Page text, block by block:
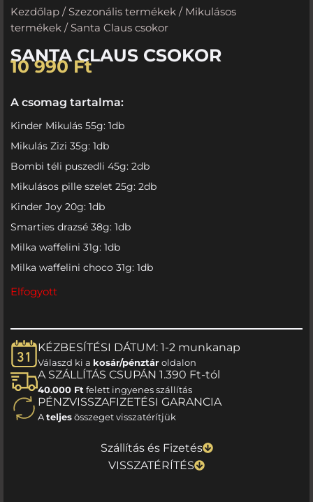
Kezdőlap / Szezonális termékek / Mikulásos
termékek / Santa Claus csokor
SANTA CLAUS CSOKOR
10 990Ft
A csomag tartalma:
Kinder Mikulás 55g: 1db
Mikulás Zizi 35g: 1db
Bombi téli puszedli 45g: 2db
Mikulásos pille szelet 25g: 2db
Kinder Joy 20g: 1db
Smarties drazsé 38g: 1db
Milka waffelini 31g: 1db
Milka waffelini choco 31g: 1db
Elfogyott
KÉZBESÍTÉSI DÁTUM: 1-2 munkanap
Válaszd ki a kosár/pénztároldalon
A SZÁLLÍTÁS CSUPÁN 1.390 Ft-tól
40.000 Ft felett ingyenes szállítás
PÉNZVISSZAFIZETÉSI GARANCIA
Ateljesösszeget visszatérítjük
Szállítás és Fizetés
VISSZATÉRÍTÉS